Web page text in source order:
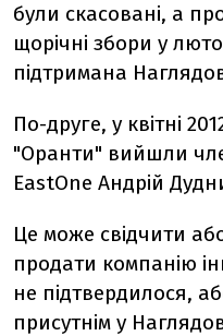
були скасовані, а
щорічні збори у
підтримана
По-друге, у квітні
"Оранти" вийшли
EastOne Андрій
Це може свідчити
продати компанію
не підтвердилося,
присутнім у